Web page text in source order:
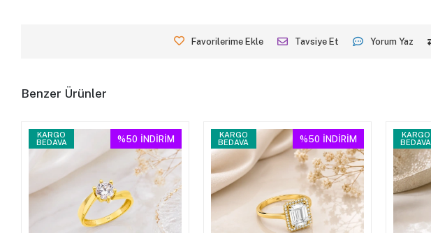
Favorilerime Ekle Tavsiye Et Yorum Yaz
Benzer Ürünler
KARGO
BEDAVA
%50 İNDİRİM
KARGO
BEDAVA
%50 İNDİRİM
KARGO
BEDAVA